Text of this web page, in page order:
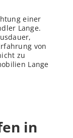
einer
Lange.
von
zu
Lange
in